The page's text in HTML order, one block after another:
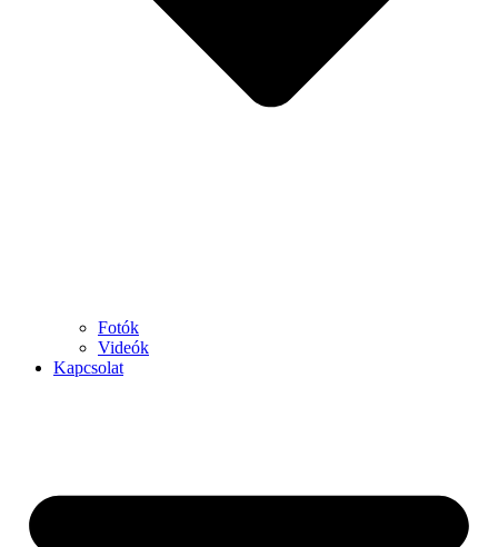
Fotók
Videók
Kapcsolat